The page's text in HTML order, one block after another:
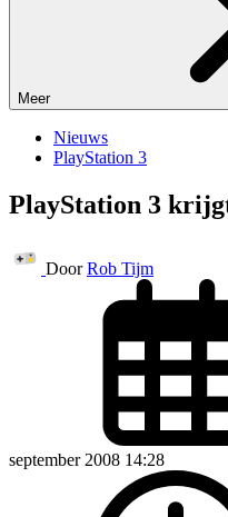
Meer
Nieuws
PlayStation 3
PlayStation 3
Door Rob Tijm
september 2008 14:28